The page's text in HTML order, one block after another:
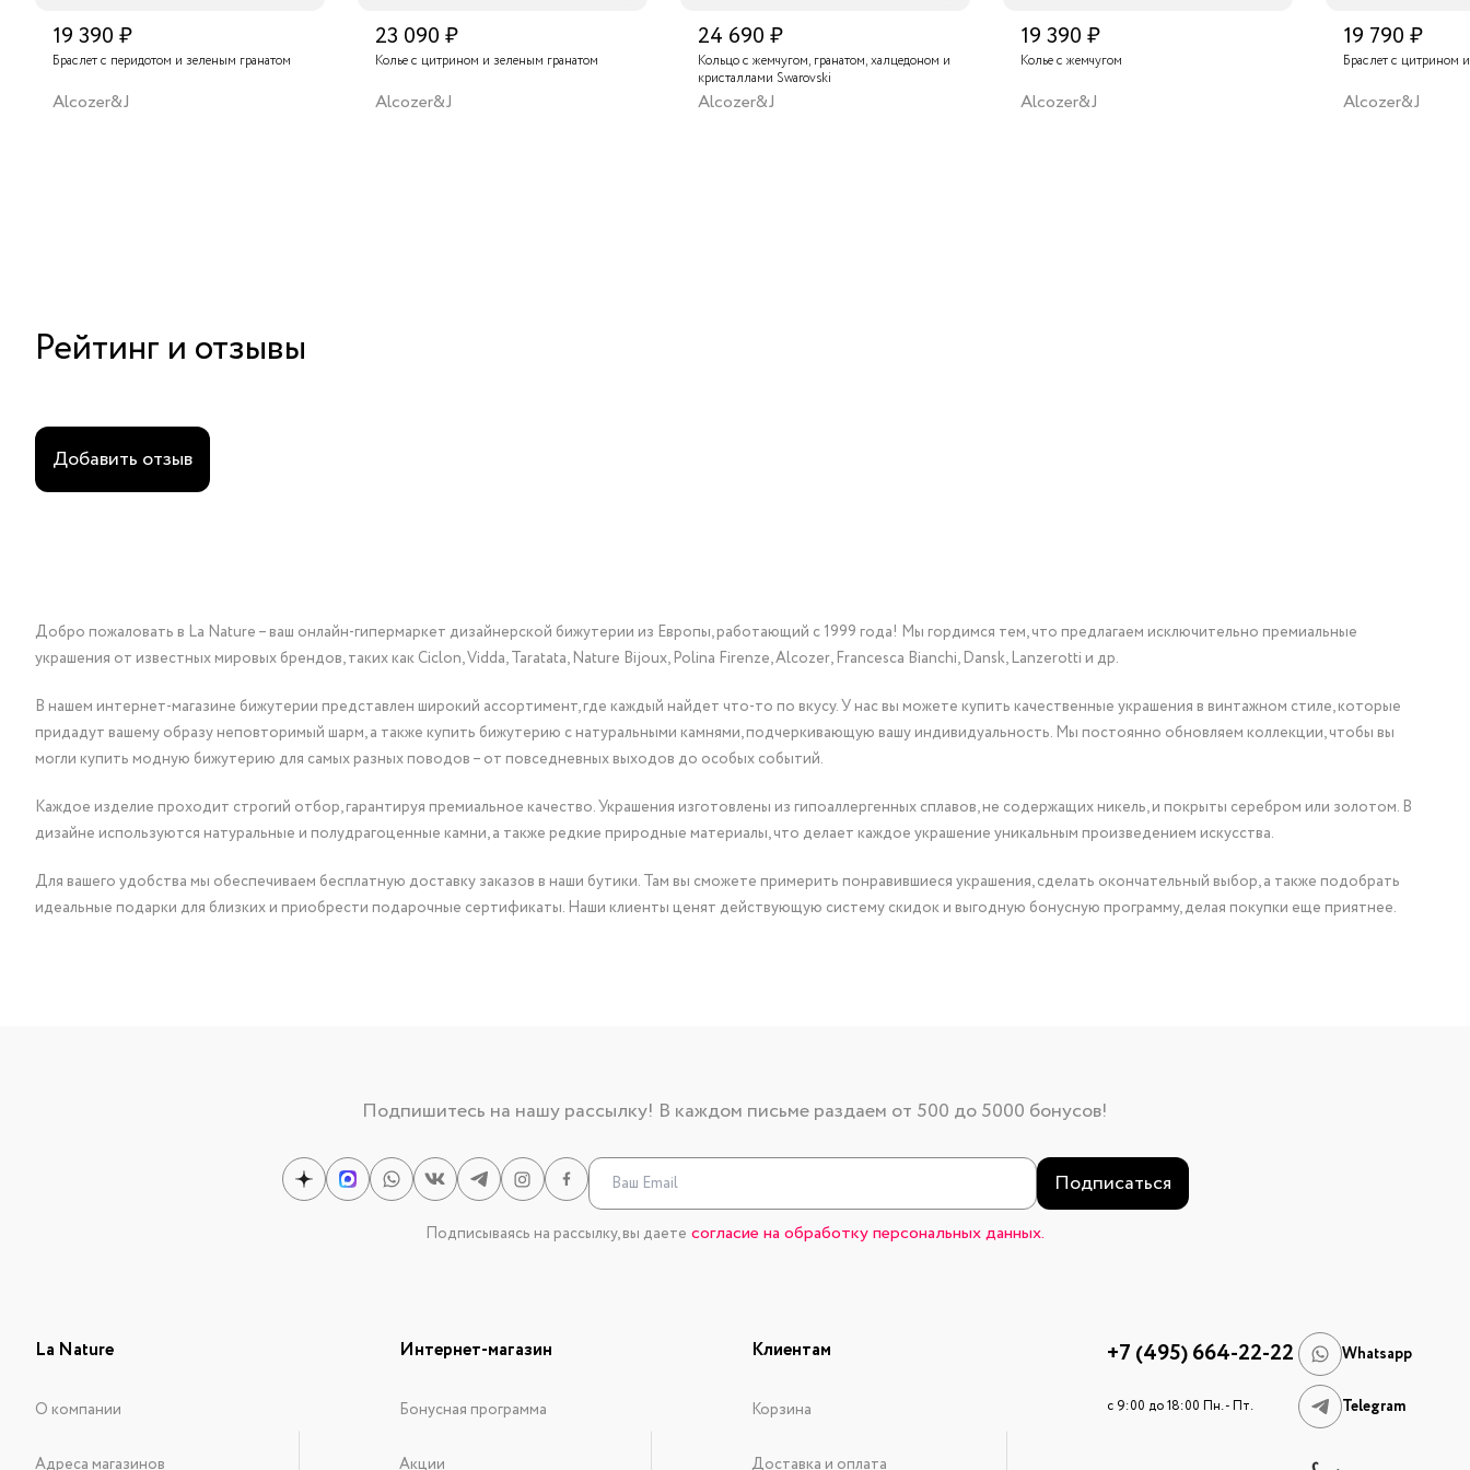
19 390 ₽
Браслет с перидотом и зеленым гранатом
Alcozer&J
23 090 ₽
Колье с цитрином и зеленым гранатом
Alcozer&J
24 690 ₽
Кольцо с жемчугом, гранатом, халцедоном и
кристаллами Swarovski
Alcozer&J
19 390 ₽
Колье с жемчугом
Alcozer&J
19 790 ₽
Браслет с цитрином
Alcozer&J
Рейтинг и отзывы
Добавить отзыв
Добро пожаловать в La Nature – ваш онлайн-гипермаркет дизайнерской бижутерии из Европы, работающий с 1999 года! Мы гордимся тем, что предлагаем исключительно премиальные
украшения от известных мировых брендов, таких как Ciclon, Vidda, Taratata, Nature Bijoux, Polina Firenze, Alcozer, Francesca Bianchi, Dansk, Lanzerotti и др.
В нашем интернет-магазине бижутерии представлен широкий ассортимент, где каждый найдет что-то по вкусу. У нас вы можете купить качественные украшения в винтажном стиле, которые
придадут вашему образу неповторимый шарм, а также купить бижутерию с натуральными камнями, подчеркивающую вашу индивидуальность. Мы постоянно обновляем коллекции, чтобы вы
могли купить модную бижутерию для самых разных поводов – от повседневных выходов до особых событий.
Каждое изделие проходит строгий отбор, гарантируя премиальное качество. Украшения изготовлены из гипоаллергенных сплавов, не содержащих никель, и покрыты серебром или золотом. В
дизайне используются натуральные и полудрагоценные камни, а также редкие природные материалы, что делает каждое украшение уникальным произведением искусства.
Для вашего удобства мы обеспечиваем бесплатную доставку заказов в наши бутики. Там вы сможете примерить понравившиеся украшения, сделать окончательный выбор, а также подобрать
идеальные подарки для близких и приобрести подарочные сертификаты. Наши клиенты ценят действующую систему скидок и выгодную бонусную программу, делая покупки еще приятнее.
Подпишитесь на нашу рассылку! В каждом письме раздаем от 500 до 5000 бонусов!
Подписаться
Подписываясь на рассылку, вы даете согласие на обработку персональных данных.
La Nature
О компании
Адреса магазинов
Интернет-магазин
Бонусная программа
Акции
Клиентам
Корзина
Доставка и оплата
+7 (495) 664-22-22 Whatsapp
c 9:00 до 18:00 Пн. - Пт. Telegram